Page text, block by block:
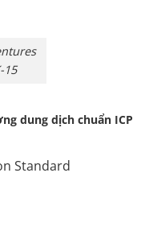
15
dung dịch chuẩn ICP
Standard